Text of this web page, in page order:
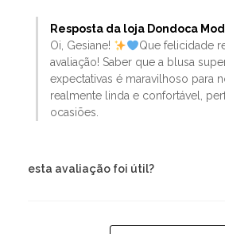
Resposta da loja Dondoca
Oi, Gesiane!
Que felicidade
avaliação! Saber que a blusa
expectativas é maravilhoso para
realmente linda e confortável,
ocasiões.
esta avaliação foi útil?